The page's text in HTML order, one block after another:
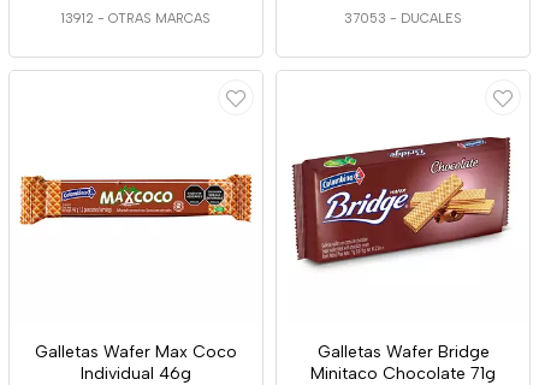
13912 - OTRAS MARCAS 37053 - DUCALES
Galletas Wafer Max Coco
Individual 46g
Galletas Wafer Bridge
Minitaco Chocolate 71g